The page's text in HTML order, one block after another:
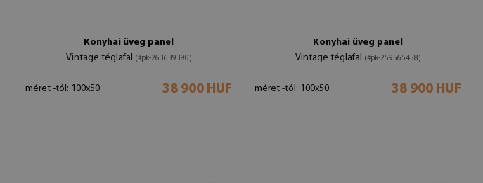
Konyhai üveg panel
Vintage téglafal (#pk-263639390)
méret -tól: 100x50 38 900 HUF
Konyhai üveg panel
Vintage téglafal (#pk-259565458)
méret -tól: 100x50 38 900 HUF